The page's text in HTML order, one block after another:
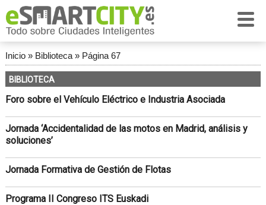
Inicio» Biblioteca» Página 67
BIBLIOTECA
Foro sobre el Vehículo Eléctrico e Industria Asociada
Jornada ‘Accidentalidad de las motos en Madrid, análisis y
soluciones’
Jornada Formativa de Gestión de Flotas
Programa II Congreso ITS Euskadi